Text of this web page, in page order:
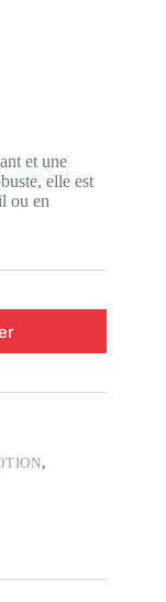
et une
elle est
ou en
,